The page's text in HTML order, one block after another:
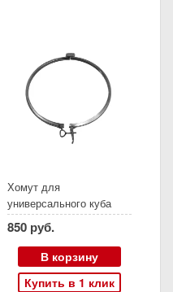
Хомут для
универсального куба
серии Д300
850 руб.
В корзину
Купить в 1 клик